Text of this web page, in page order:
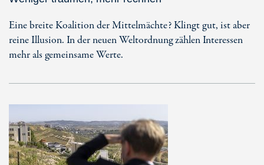
Eine breite Koalition der Mittelmächte? Klingt gut, ist aber
reine Illusion. In der neuen Weltordnung zählen Interessen
mehr als gemeinsame Werte.